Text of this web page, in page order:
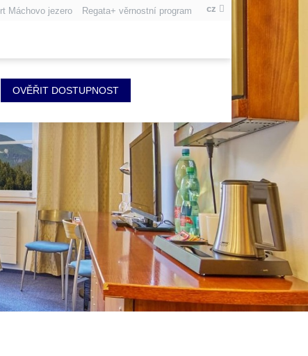
Máchovo jezero Regata+ věrnostní program cz
OVĚŘIT DOSTUPNOST